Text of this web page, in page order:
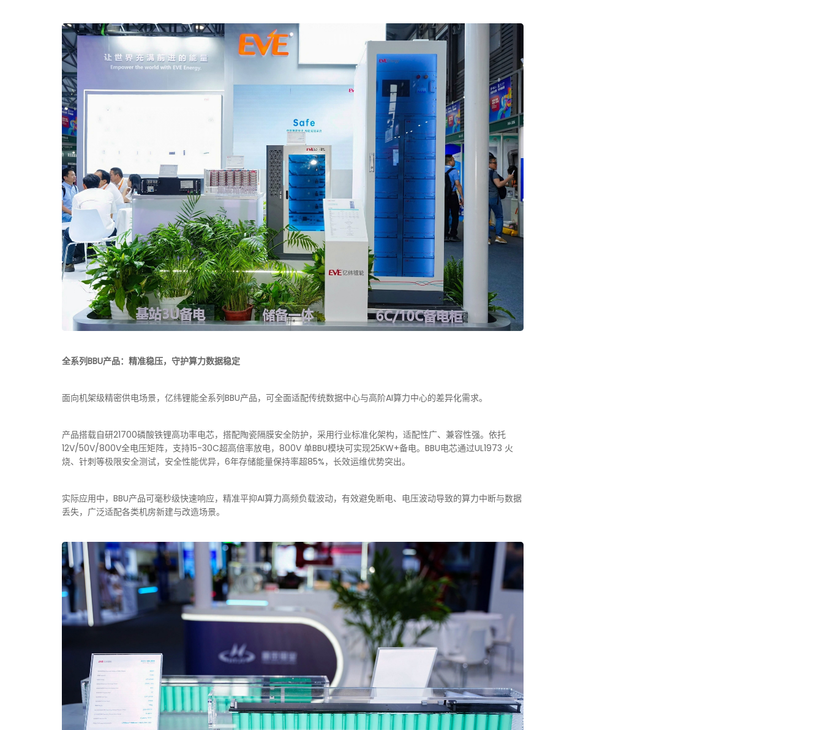
全系列BBU产品：精准稳压，守护算力数据稳定
面向机架级精密供电场景，亿纬锂能全系列BBU产品，可全面适配传统数据中心与高阶AI算力中心的差异化需求。
产品搭载自研21700磷酸铁锂高功率电芯，搭配陶瓷隔膜安全防护，采用行业标准化架构，适配性广、兼容性强。依托
12V/50V/800V全电压矩阵，支持15-30C超高倍率放电，800V 单BBU模块可实现25KW+备电。BBU电芯通过UL1973 火
烧、针刺等极限安全测试，安全性能优异，6年存储能量保持率超85%，长效运维优势突出。
实际应用中，BBU产品可毫秒级快速响应，精准平抑AI算力高频负载波动，有效避免断电、电压波动导致的算力中断与数据
丢失，广泛适配各类机房新建与改造场景。